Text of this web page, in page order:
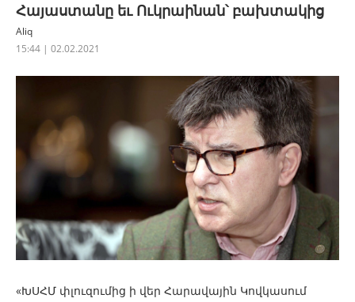
Հայաստանը եւ Ուկրաինան՝ բախտակից
Aliq
15:44 | 02.02.2021
«ԽՍՀՄ փլուզումից ի վեր Հարավային Կովկասում